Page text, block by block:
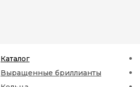
Каталог
Выращенные бриллианты